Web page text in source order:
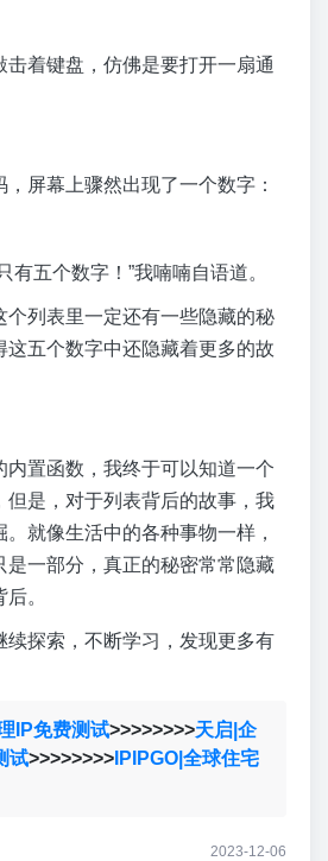
击着键盘，仿佛是要打开一扇通
屏幕上骤然出现了一个数字：
有五个数字！”我喃喃自语道。
个列表里一定还有一些隐藏的秘
这五个数字中还隐藏着更多的故
内置函数，我终于可以知道一个
但是，对于列表背后的故事，我
就像生活中的各种事物一样，
是一部分，真正的秘密常常隐藏
。
续探索，不断学习，发现更多有
IP免费测试>>>>>>>>天启|企
试>>>>>>>>IPIPGO|全球住宅
2023-12-06